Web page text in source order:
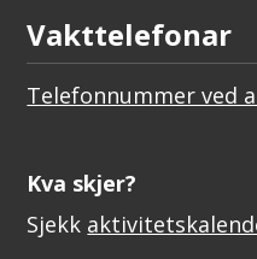
Vakttelefonar
Telefonnummer ved
Kva skjer?
Sjekk